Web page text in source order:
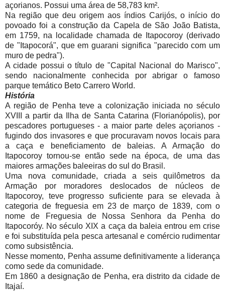
açorianos. Possui uma área de 58,783 km².
Na região que deu origem aos índios Carijós, o início do
povoado foi a construção da Capela de São João Batista,
em 1759, na localidade chamada de Itapocoroy (derivado
de "Itapocorá", que em guarani significa "parecido com um
muro de pedra").
A cidade possui o título de "Capital Nacional do Marisco",
sendo nacionalmente conhecida por abrigar o famoso
parque temático Beto Carrero World.
História
A região de Penha teve a colonização iniciada no século
XVIII a partir da Ilha de Santa Catarina (Florianópolis), por
pescadores portugueses - a maior parte deles açorianos -
fugindo dos invasores e que procuravam novos locais para
a caça e beneficiamento de baleias. A Armação do
Itapocoroy tornou-se então sede na época, de uma das
maiores armações baleeiras do sul do Brasil.
Uma nova comunidade, criada a seis quilômetros da
Armação por moradores deslocados de núcleos de
Itapocoroy, teve progresso suficiente para se elevada à
categoria de freguesia em 23 de março de 1839, com o
nome de Freguesia de Nossa Senhora da Penha do
Itapocoróy. No século XIX a caça da baleia entrou em crise
e foi substituída pela pesca artesanal e comércio rudimentar
como subsistência.
Nesse momento, Penha assume definitivamente a liderança
como sede da comunidade.
Em 1860 a designação de Penha, era distrito da cidade de
Itajaí.